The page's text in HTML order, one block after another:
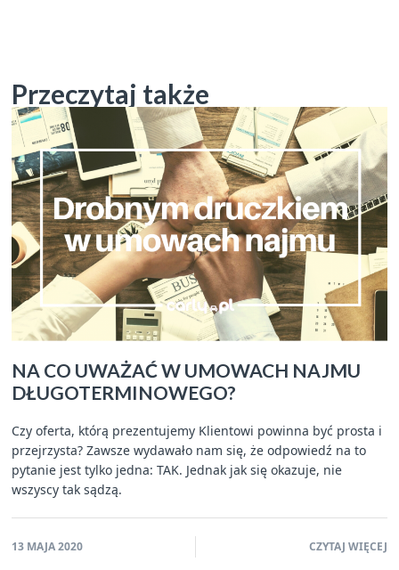
Przeczytaj także
NA CO UWAŻAĆ W UMOWACH NAJMU
DŁUGOTERMINOWEGO?
Czy oferta, którą prezentujemy Klientowi powinna być prosta i
przejrzysta? Zawsze wydawało nam się, że odpowiedź na to
pytanie jest tylko jedna: TAK. Jednak jak się okazuje, nie
wszyscy tak sądzą.
13 MAJA 2020 CZYTAJ WIĘCEJ